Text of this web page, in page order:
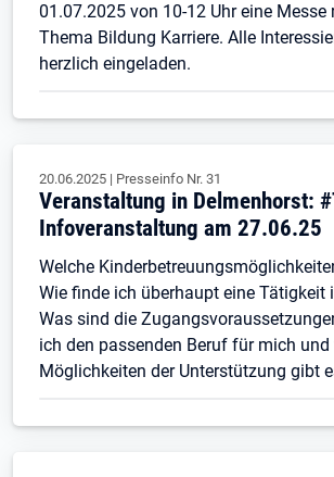
01.07.2025 von 10-12 Uhr eine Messe
Thema Bildung Karriere. Alle
herzlich eingeladen.
20.06.2025 | Presseinfo Nr. 31
Veranstaltung in Delmenhorst:
Infoveranstaltung am 27.06.25
Welche
Wie finde ich überhaupt eine Tätigkeit
Was sind die
ich den passenden Beruf für mich und
Möglichkeiten der Unterstützung gibt